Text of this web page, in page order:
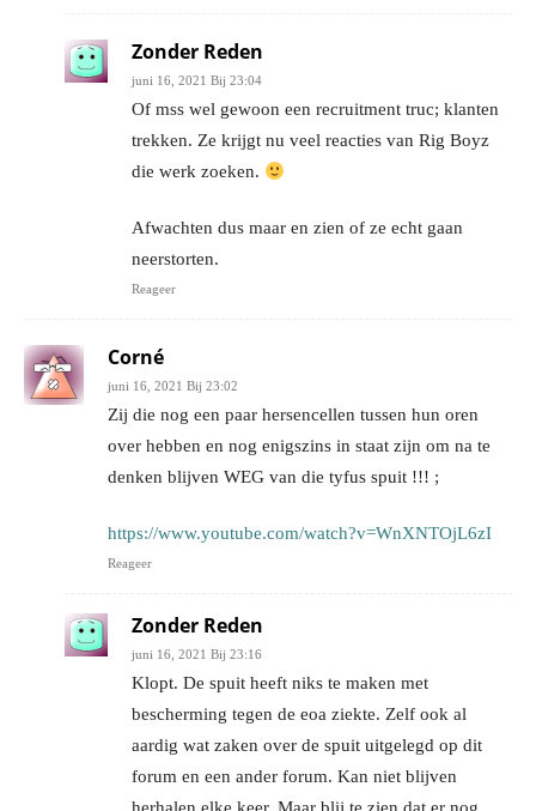
Zonder Reden
juni 16, 2021 Bij 23:04
Of mss wel gewoon een recruitment truc; klanten
trekken. Ze krijgt nu veel reacties van Rig Boyz
die werk zoeken.
Afwachten dus maar en zien of ze echt gaan
neerstorten.
Reageer
Corné
juni 16, 2021 Bij 23:02
Zij die nog een paar hersencellen tussen hun oren
over hebben en nog enigszins in staat zijn om na te
denken blijven WEG van die tyfus spuit !!! ;
https://www.youtube.com/watch?v=WnXNTOjL6zI
Reageer
Zonder Reden
juni 16, 2021 Bij 23:16
Klopt. De spuit heeft niks te maken met
bescherming tegen de eoa ziekte. Zelf ook al
aardig wat zaken over de spuit uitgelegd op dit
forum en een ander forum. Kan niet blijven